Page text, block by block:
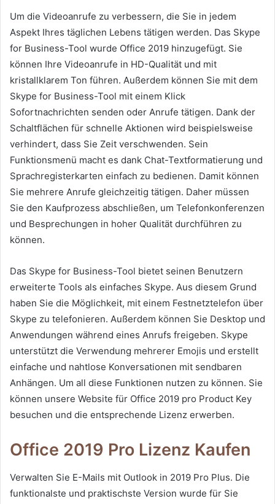
Um die Videoanrufe zu verbessern, die Sie in jedem
Aspekt Ihres täglichen Lebens tätigen werden. Das Skype
for Business-Tool wurde Office 2019 hinzugefügt. Sie
können Ihre Videoanrufe in HD-Qualität und mit
kristallklarem Ton führen. Außerdem können Sie mit dem
Skype for Business-Tool mit einem Klick
Sofortnachrichten senden oder Anrufe tätigen. Dank der
Schaltflächen für schnelle Aktionen wird beispielsweise
verhindert, dass Sie Zeit verschwenden. Sein
Funktionsmenü macht es dank Chat-Textformatierung und
Sprachregisterkarten einfach zu bedienen. Damit können
Sie mehrere Anrufe gleichzeitig tätigen. Daher müssen
Sie den Kaufprozess abschließen, um Telefonkonferenzen
und Besprechungen in hoher Qualität durchführen zu
können.
Das Skype for Business-Tool bietet seinen Benutzern
erweiterte Tools als einfaches Skype. Aus diesem Grund
haben Sie die Möglichkeit, mit einem Festnetztelefon über
Skype zu telefonieren. Außerdem können Sie Desktop und
Anwendungen während eines Anrufs freigeben. Skype
unterstützt die Verwendung mehrerer Emojis und erstellt
einfache und nahtlose Konversationen mit sendbaren
Anhängen. Um all diese Funktionen nutzen zu können. Sie
können unsere Website für Office 2019 pro Product Key
besuchen und die entsprechende Lizenz erwerben.
Office 2019 Pro Lizenz Kaufen
Verwalten Sie E-Mails mit Outlook in 2019 Pro Plus. Die
funktionalste und praktischste Version wurde für Sie